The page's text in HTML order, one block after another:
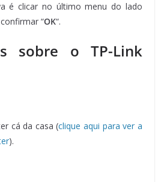
é clicar no último menu do lado
“OK“.
sobre o TP-Link
cá da casa (clique aqui para ver a
).